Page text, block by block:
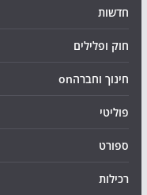
חדשות
חוק ופלילים
חינוך וחברהon
פוליטי
ספורט
רכילות